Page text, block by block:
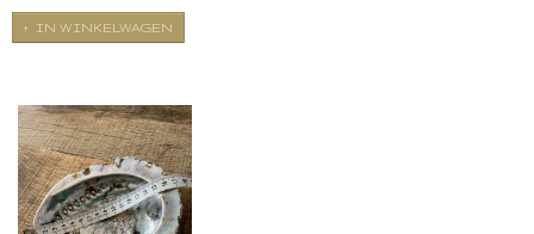
IN WINKELWAGEN